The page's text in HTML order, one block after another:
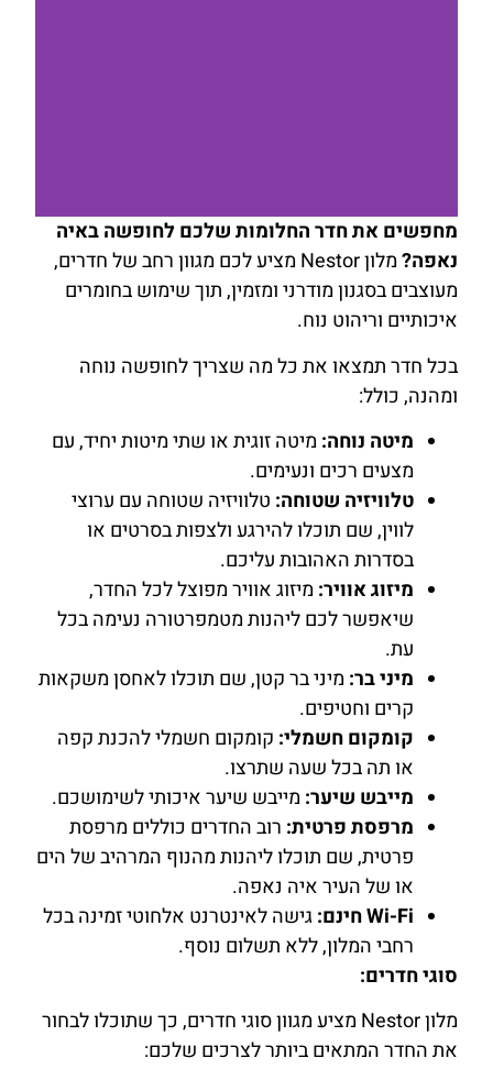
להזמנת
חדר לחצו
כאן
מחפשים את חדר החלומות שלכם לחופשה באיה
נאפה?
מלון Nestor מציע לכם מגוון רחב של חדרים,
מעוצבים בסגנון מודרני ומזמין, תוך שימוש בחומרים
איכותיים וריהוט נוח.
בכל חדר תמצאו את כל מה שצריך לחופשה נוחה
ומהנה, כולל:
מיטה נוחה: מיטה זוגית או שתי מיטות יחיד, עם
מצעים רכים ונעימים.
טלוויזיה שטוחה: טלוויזיה שטוחה עם ערוצי
לווין, שם תוכלו להירגע ולצפות בסרטים או
בסדרות האהובות עליכם.
מיזוג אוויר: מיזוג אוויר מפוצל לכל החדר,
שיאפשר לכם ליהנות מטמפרטורה נעימה בכל
עת.
מיני בר: מיני בר קטן, שם תוכלו לאחסן משקאות
קרים וחטיפים.
קומקום חשמלי: קומקום חשמלי להכנת קפה
או תה בכל שעה שתרצו.
מייבש שיער: מייבש שיער איכותי לשימושכם.
מרפסת פרטית: רוב החדרים כוללים מרפסת
פרטית, שם תוכלו ליהנות מהנוף המרהיב של הים
או של העיר איה נאפה.
Wi-Fi חינם:
גישה לאינטרנט אלחוטי זמינה בכל
רחבי המלון, ללא תשלום נוסף.
סוגי חדרים:
מלון Nestor מציע מגוון סוגי חדרים, כך שתוכלו לבחור
את החדר המתאים ביותר לצרכים שלכם: